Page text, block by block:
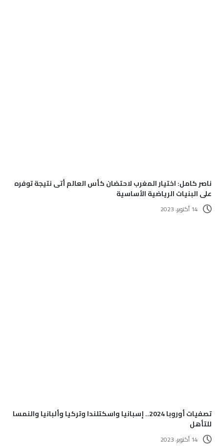
ناصر كامل: اختيار المغرب لاحتضان كأس العالم أتى نتيجة توفره
على البنيات الرياضية الأساسية
14 أكتوبر، 2023
تصفيات أوروبا 2024.. إسبانيا واسكتلندا وتركيا وألبانيا والنمسا
للتأهل
14 أكتوبر، 2023